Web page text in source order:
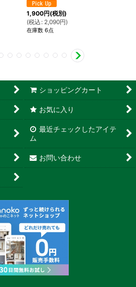
1,900円(税別)
(税込 : 2,090円)
在庫数 6点
ショッピングカート
お気に入り
最近チェックしたアイテ
ム
お問い合わせ